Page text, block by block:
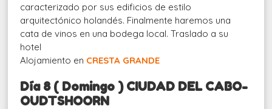
caracterizado por sus edificios de estilo
arquitectónico holandés. Finalmente haremos una
cata de vinos en una bodega local. Traslado a su
hotel
Alojamiento en CRESTA GRANDE
Día 8 ( Domingo ) CIUDAD DEL CABO-
OUDTSHOORN